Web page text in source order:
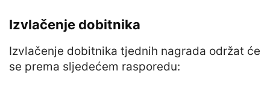
Izvlačenje dobitnika
Izvlačenje dobitnika tjednih nagrada održat će
se prema sljedećem rasporedu: